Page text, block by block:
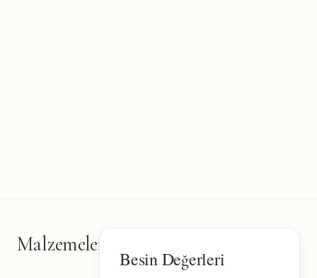
Malzemeler
malzeme
Besin Değerleri